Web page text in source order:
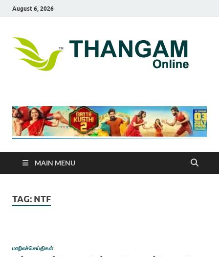
August 6, 2026
MAIN MENU
TAG: NTF
மாநிலச்செய்திகள்